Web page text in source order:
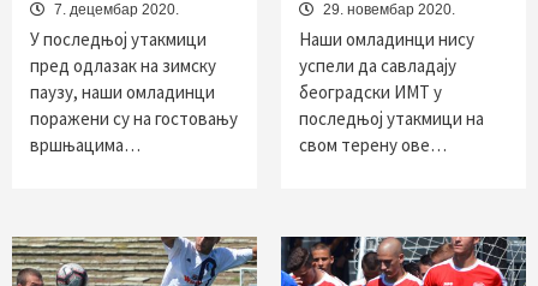
7. децембар 2020.
У последњој утакмици
пред одлазак на зимску
паузу, наши омладинци
поражени су на гостовању
вршњацима…
29. новембар 2020.
Наши омладинци нису
успели да савладају
београдски ИМТ у
последњој утакмици на
свом терену ове…